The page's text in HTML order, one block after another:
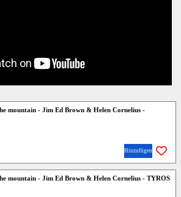
mountain - Jim Ed Brown & Helen Cornelius -
Hinzufügen
mountain - Jim Ed Brown & Helen Cornelius - TYROS